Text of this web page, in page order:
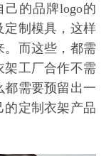
己的品牌logo的
定制模具，这样
。而这些，都需
架工厂合作不需
都需要预留出一
的定制衣架产品